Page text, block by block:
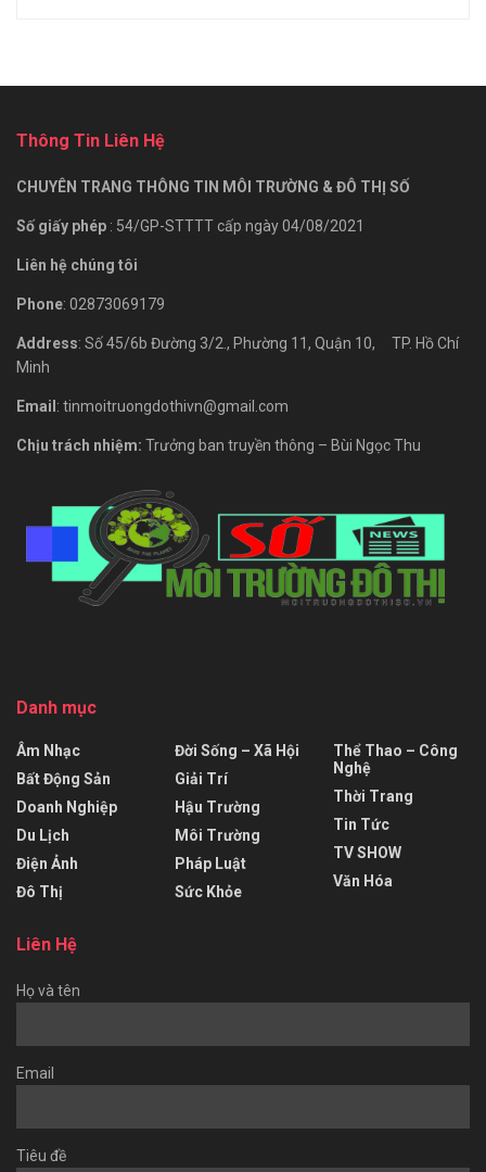
Thông Tin Liên Hệ
CHUYÊN TRANG THÔNG TIN MÔI TRƯỜNG & ĐÔ THỊ SỐ
Số giấy phép : 54/GP-STTTT cấp ngày 04/08/2021
Liên hệ chúng tôi
Phone: 02873069179
Address: Số 45/6b Đường 3/2., Phường 11, Quận 10, TP. Hồ Chí
Minh
Email : tinmoitruongdothivn@gmail.com
Chịu trách nhiệm: Trưởng ban truyền thông – Bùi Ngọc Thu
Danh mục
Âm Nhạc
Bất Động Sản
Doanh Nghiệp
Du Lịch
Điện Ảnh
Đô Thị
Đời Sống – Xã Hội
Giải Trí
Hậu Trường
Môi Trường
Pháp Luật
Sức Khỏe
Thể Thao – Công
Nghệ
Thời Trang
Tin Tức
TV SHOW
Văn Hóa
Liên Hệ
Họ và tên
Email
Tiêu đề